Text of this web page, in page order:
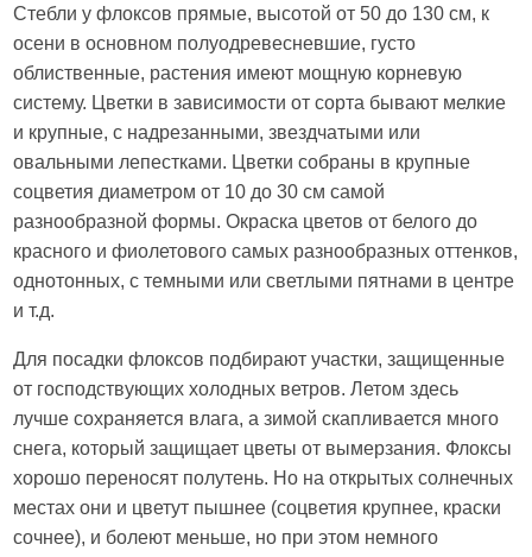
Стебли у флоксов прямые, высотой от 50 до 130 см, к
осени в основном полуодревесневшие, густо
облиственные, растения имеют мощную корневую
систему. Цветки в зависимости от сорта бывают мелкие
и крупные, с надрезанными, звездчатыми или
овальными лепестками. Цветки собраны в крупные
соцветия диаметром от 10 до 30 см самой
разнообразной формы. Окраска цветов от белого до
красного и фиолетового самых разнообразных оттенков,
однотонных, с темными или светлыми пятнами в центре
и т.д.
Для посадки флоксов подбирают участки, защищенные
от господствующих холодных ветров. Летом здесь
лучше сохраняется влага, а зимой скапливается много
снега, который защищает цветы от вымерзания. Флоксы
хорошо переносят полутень. Но на открытых солнечных
местах они и цветут пышнее (соцветия крупнее, краски
сочнее), и болеют меньше, но при этом немного